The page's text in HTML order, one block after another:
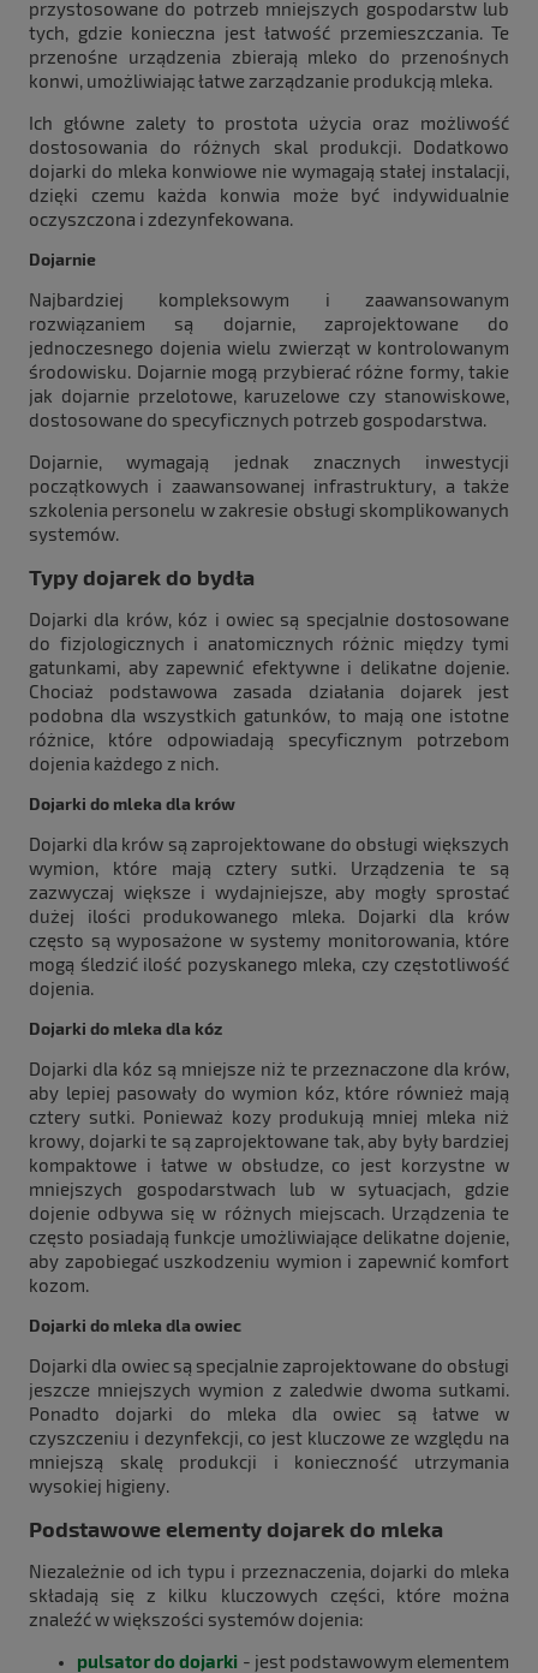
przystosowane do potrzeb mniejszych gospodarstw lub
tych, gdzie konieczna jest łatwość przemieszczania. Te
przenośne urządzenia zbierają mleko do przenośnych
konwi, umożliwiając łatwe zarządzanie produkcją mleka.
Ich główne zalety to prostota użycia oraz możliwość
dostosowania do różnych skal produkcji. Dodatkowo
dojarki do mleka konwiowe nie wymagają stałej instalacji,
dzięki czemu każda konwia może być indywidualnie
oczyszczona i zdezynfekowana.
Dojarnie
Najbardziej kompleksowym i zaawansowanym
rozwiązaniem są dojarnie, zaprojektowane do
jednoczesnego dojenia wielu zwierząt w kontrolowanym
środowisku. Dojarnie mogą przybierać różne formy, takie
jak dojarnie przelotowe, karuzelowe czy stanowiskowe,
dostosowane do specyficznych potrzeb gospodarstwa.
Dojarnie, wymagają jednak znacznych inwestycji
początkowych i zaawansowanej infrastruktury, a także
szkolenia personelu w zakresie obsługi skomplikowanych
systemów.
Typy dojarek do bydła
Dojarki dla krów, kóz i owiec są specjalnie dostosowane
do fizjologicznych i anatomicznych różnic między tymi
gatunkami, aby zapewnić efektywne i delikatne dojenie.
Chociaż podstawowa zasada działania dojarek jest
podobna dla wszystkich gatunków, to mają one istotne
różnice, które odpowiadają specyficznym potrzebom
dojenia każdego z nich.
Dojarki do mleka dla krów
Dojarki dla krów są zaprojektowane do obsługi większych
wymion, które mają cztery sutki. Urządzenia te są
zazwyczaj większe i wydajniejsze, aby mogły sprostać
dużej ilości produkowanego mleka. Dojarki dla krów
często są wyposażone w systemy monitorowania, które
mogą śledzić ilość pozyskanego mleka, czy częstotliwość
dojenia.
Dojarki do mleka dla kóz
Dojarki dla kóz są mniejsze niż te przeznaczone dla krów,
aby lepiej pasowały do wymion kóz, które również mają
cztery sutki. Ponieważ kozy produkują mniej mleka niż
krowy, dojarki te są zaprojektowane tak, aby były bardziej
kompaktowe i łatwe w obsłudze, co jest korzystne w
mniejszych gospodarstwach lub w sytuacjach, gdzie
dojenie odbywa się w różnych miejscach. Urządzenia te
często posiadają funkcje umożliwiające delikatne dojenie,
aby zapobiegać uszkodzeniu wymion i zapewnić komfort
kozom.
Dojarki do mleka dla owiec
Dojarki dla owiec są specjalnie zaprojektowane do obsługi
jeszcze mniejszych wymion z zaledwie dwoma sutkami.
Ponadto dojarki do mleka dla owiec są łatwe w
czyszczeniu i dezynfekcji, co jest kluczowe ze względu na
mniejszą skalę produkcji i konieczność utrzymania
wysokiej higieny.
Podstawowe elementy dojarek do mleka
Niezależnie od ich typu i przeznaczenia, dojarki do mleka
składają się z kilku kluczowych części, które można
znaleźć w większości systemów dojenia:
pulsator do dojarki - jest podstawowym elementem